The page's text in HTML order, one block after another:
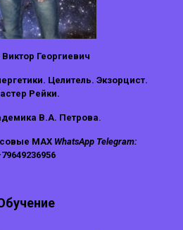
Георгиевич
Целитель. Экзорцист.
Рейки.
В.А. Петрова.
MAX WhatsApp Telegram: